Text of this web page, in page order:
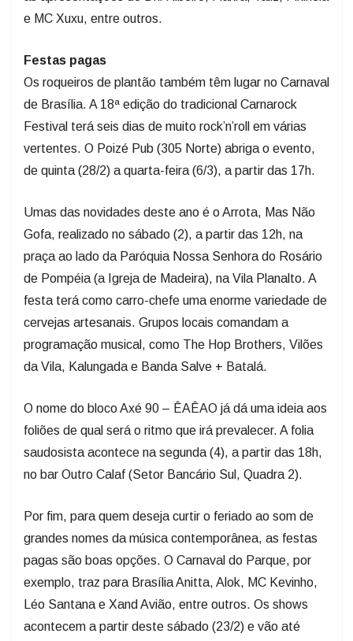
e MC Xuxu, entre outros.
Festas pagas
Os roqueiros de plantão também têm lugar no Carnaval
de Brasília. A 18ª edição do tradicional Carnarock
Festival terá seis dias de muito rock’n’roll em várias
vertentes. O Poizé Pub (305 Norte) abriga o evento,
de quinta (28/2) a quarta-feira (6/3), a partir das 17h.
Umas das novidades deste ano é o Arrota, Mas Não
Gofa, realizado no sábado (2), a partir das 12h, na
praça ao lado da Paróquia Nossa Senhora do Rosário
de Pompéia (a Igreja de Madeira), na Vila Planalto. A
festa terá como carro-chefe uma enorme variedade de
cervejas artesanais. Grupos locais comandam a
programação musical, como The Hop Brothers, Vilões
da Vila, Kalungada e Banda Salve + Batalá.
O nome do bloco Axé 90 – ÊAÊAO já dá uma ideia aos
foliões de qual será o ritmo que irá prevalecer. A folia
saudosista acontece na segunda (4), a partir das 18h,
no bar Outro Calaf (Setor Bancário Sul, Quadra 2).
Por fim, para quem deseja curtir o feriado ao som de
grandes nomes da música contemporânea, as festas
pagas são boas opções. O Carnaval do Parque, por
exemplo, traz para Brasília Anitta, Alok, MC Kevinho,
Léo Santana e Xand Avião, entre outros. Os shows
acontecem a partir deste sábado (23/2) e vão até